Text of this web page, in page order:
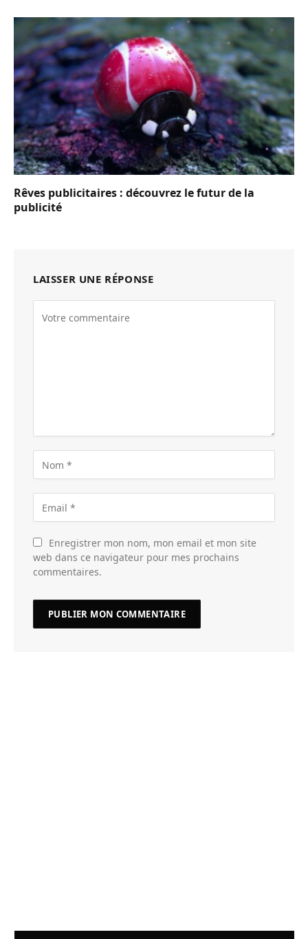
Rêves publicitaires : découvrez le futur de la
publicité
LAISSER UNE RÉPONSE
Enregistrer mon nom, mon email et mon site
web dans ce navigateur pour mes prochains
commentaires.